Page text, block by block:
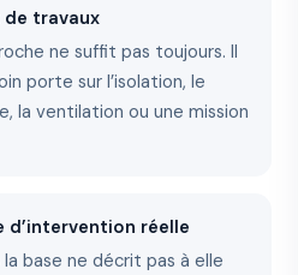
travaux
ne suffit pas toujours. Il
porte sur l’isolation, le
la ventilation ou une mission
d’intervention réelle
la base ne décrit pas à elle